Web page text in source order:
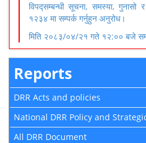
विपद्सम्बन्धी सूचना, समस्या, गुनासो
१२३४ मा सम्पर्क गर्नुहुन अनुरोध।
मिति २०८३/०४/२१ गते १२:०० बजे
Reports
DRR Acts and policies
National DRR Policy and
All DRR Document